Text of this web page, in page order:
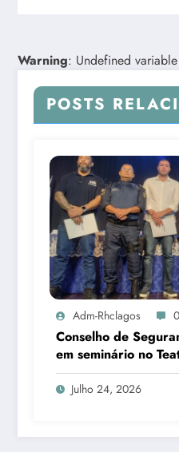
Warning: Undefined
POSTS
Adm-Rhclagos 0
Conselho de
em seminário no
Julho 24, 2026